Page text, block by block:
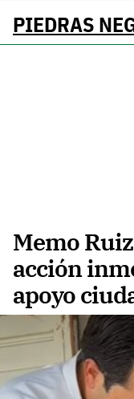
PIEDRAS
Memo
acción
apoyo